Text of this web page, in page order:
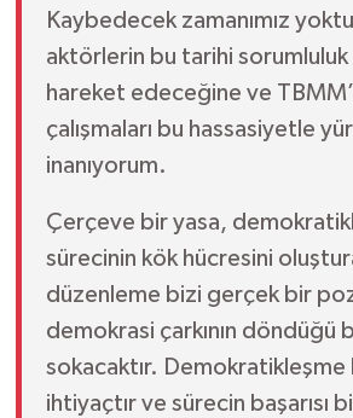
Kaybedecek zamanımız
aktörlerin bu tarihi sorumluluk
hareket edeceğine ve
çalışmaları bu hassasiyetle
inanıyorum.
Çerçeve bir yasa,
sürecinin kök hücresini
düzenleme bizi gerçek bir
demokrasi çarkının döndüğü
sokacaktır. Demokratikleşme
ihtiyaçtır ve sürecin başarısı